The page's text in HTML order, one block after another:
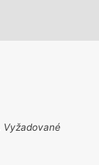
Vyžadované